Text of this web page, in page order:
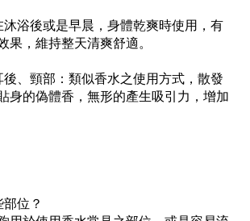
浴後或是早晨，身體乾爽時使用，有
果，維持整天清爽舒適。
、頸部：類似香水之使用方式，散發
身的偽體香，無形的產生吸引力，增加
位？